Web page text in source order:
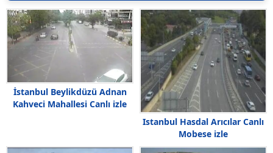
İstanbul Beylikdüzü Adnan
Kahveci Mahallesi Canlı izle
Istanbul Hasdal Arıcılar Canlı
Mobese izle